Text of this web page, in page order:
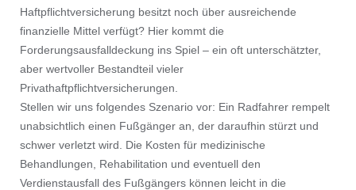
Haftpflichtversicherung besitzt noch über ausreichende
finanzielle Mittel verfügt? Hier kommt die
Forderungsausfalldeckung ins Spiel – ein oft unterschätzter,
aber wertvoller Bestandteil vieler
Privathaftpflichtversicherungen.
Stellen wir uns folgendes Szenario vor: Ein Radfahrer rempelt
unabsichtlich einen Fußgänger an, der daraufhin stürzt und
schwer verletzt wird. Die Kosten für medizinische
Behandlungen, Rehabilitation und eventuell den
Verdienstausfall des Fußgängers können leicht in die